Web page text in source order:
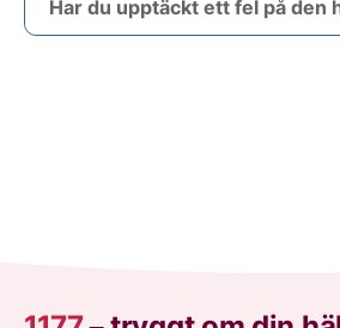
Har du upptäckt ett fel på den